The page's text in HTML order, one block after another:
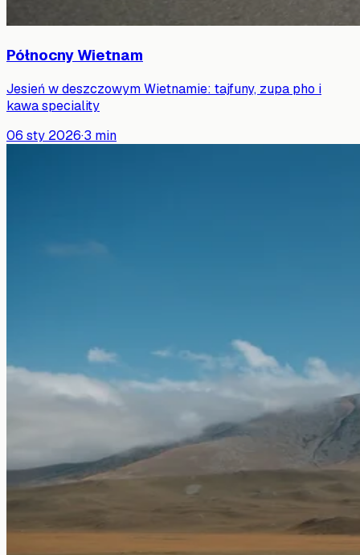
Północny Wietnam
Jesień w deszczowym Wietnamie: tajfuny, zupa pho i
kawa speciality
06 sty 2026·3 min